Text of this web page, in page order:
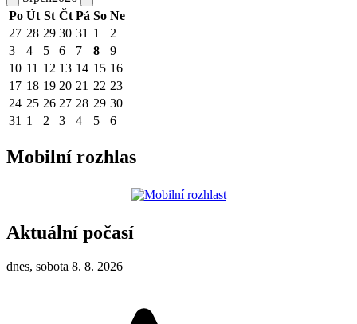
Po Út St Čt Pá So Ne
27 28 29 30 31 1
2
3
4 5 6 7 8
9
10 11 12 13 14 15 16
17 18 19 20 21 22 23
24 25 26 27 28 29 30
31 1 2 3 4 5 6
Mobilní rozhlas
Aktuální počasí
dnes, sobota 8. 8. 2026